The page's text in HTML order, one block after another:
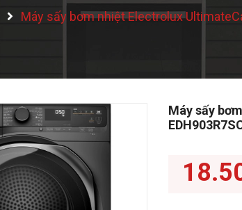
Máy sấy bơm nhiệt Electrolux
Máy sấy